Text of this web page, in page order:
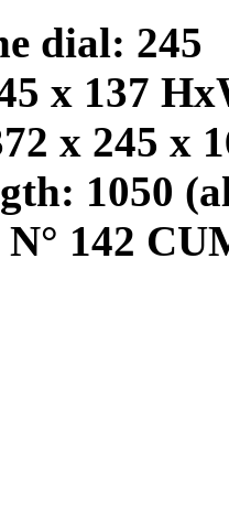
dial: 245
x 137
x 245 x
1050
142